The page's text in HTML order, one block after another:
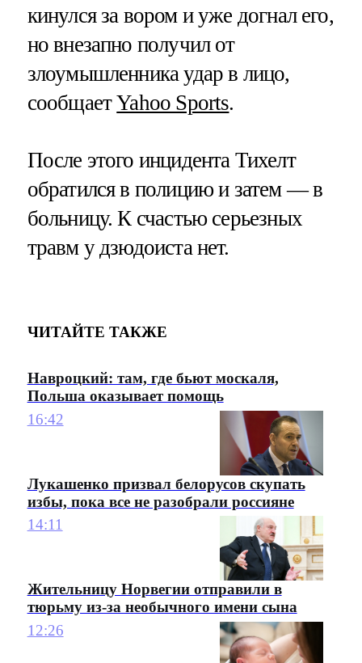
кинулся за вором и уже догнал его,
но внезапно получил от
злоумышленника удар в лицо,
сообщаетYahoo Sports.
После этого инцидента Тихелт
обратился в полицию и затем — в
больницу. К счастью серьезных
травм у дзюдоиста нет.
ЧИТАЙТЕ ТАКЖЕ
Навроцкий: там, где бьют москаля,
Польша оказывает помощь
16:42
Лукашенко призвал белорусов скупать
избы, пока все не разобрали россияне
14:11
Жительницу Норвегии отправили в
тюрьму из-за необычного имени сына
12:26